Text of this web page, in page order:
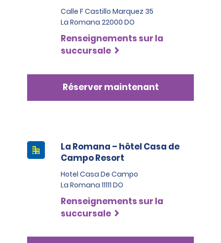
Calle F Castillo Marquez 35
La Romana 22000 DO
Renseignements sur la
succursale
Réserver maintenant
La Romana – hôtel Casa de
Campo Resort
Hotel Casa De Campo
La Romana 11111 DO
Renseignements sur la
succursale